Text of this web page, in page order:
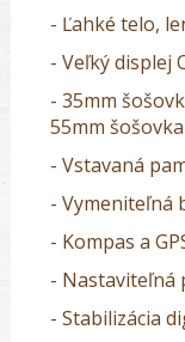
- Ľahké telo,
- Veľký displej
- 35mm
55mm
- Vstavaná
- Vymeniteľná
- Kompas a
- Nastaviteľná
- Stabilizácia